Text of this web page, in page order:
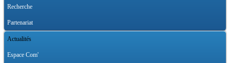
Recherche
Partenariat
Actualités
Espace Com'